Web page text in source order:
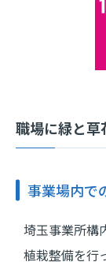
職場に緑と草
事業場内で
埼玉事業所構
植栽整備を行